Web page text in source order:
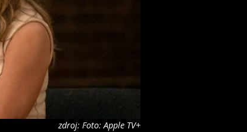
zdroj: Foto: Apple TV+